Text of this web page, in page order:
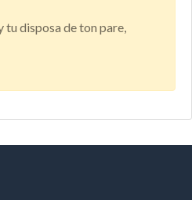
tu disposa de ton pare,